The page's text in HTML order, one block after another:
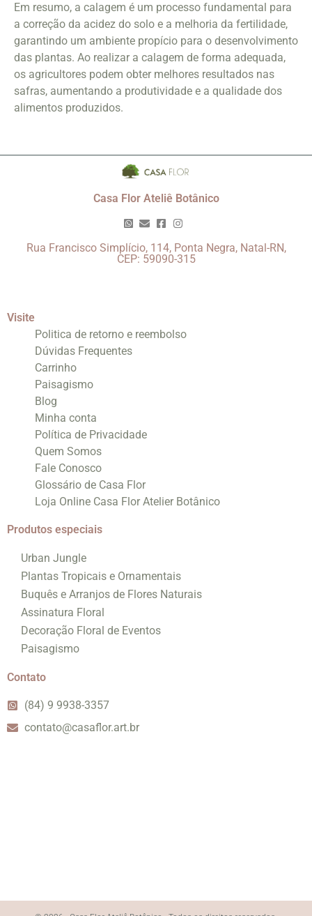
Em resumo, a calagem é um processo fundamental para
a correção da acidez do solo e a melhoria da fertilidade,
garantindo um ambiente propício para o desenvolvimento
das plantas. Ao realizar a calagem de forma adequada,
os agricultores podem obter melhores resultados nas
safras, aumentando a produtividade e a qualidade dos
alimentos produzidos.
Casa Flor Ateliê Botânico
Rua Francisco Simplício, 114, Ponta Negra, Natal-RN,
CEP: 59090-315
Visite
Politica de retorno e reembolso
Dúvidas Frequentes
Carrinho
Paisagismo
Blog
Minha conta
Política de Privacidade
Quem Somos
Fale Conosco
Glossário de Casa Flor
Loja Online Casa Flor Atelier Botânico
Produtos especiais
Urban Jungle
Plantas Tropicais e Ornamentais
Buquês e Arranjos de Flores Naturais
Assinatura Floral
Decoração Floral de Eventos
Paisagismo
Contato
(84) 9 9938-3357
contato@casaflor.art.br